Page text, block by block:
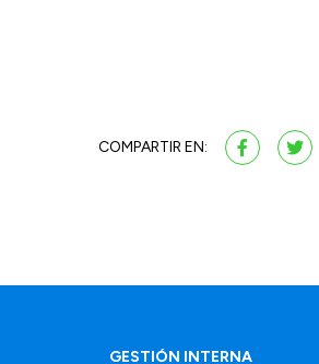
COMPARTIR EN:
GESTIÓN INTERNA